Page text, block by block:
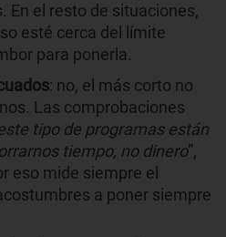
En el resto de situaciones,
esté cerca del límite
para ponerla.
: no, el más corto no
Las comprobaciones
tipo de programas están
tiempo, no dinero”,
eso mide siempre el
a poner siempre